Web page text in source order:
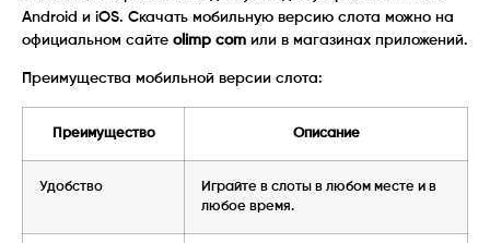
Android и iOS. Скачать мобильную версию слота можно на
официальном сайте olimp com или в магазинах приложений.
Преимущества мобильной версии слота:
Преимущество Описание
Удобство
Играйте в слоты в любом месте и в
любое время.